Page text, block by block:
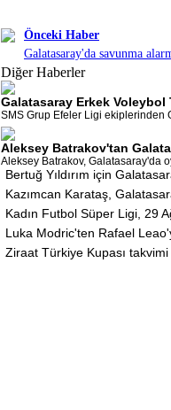
Önceki Haber
Galatasaray'da savunma
Diğer Haberler
Galatasaray Erkek Voleybol
SMS Grup Efeler Ligi ekiplerinden
Aleksey Batrakov'tan
Aleksey Batrakov, Galatasaray'da
Bertuğ Yıldırım için
Kazımcan Karataş,
Kadın Futbol Süper Ligi, 29
Luka Modric'ten Rafael
Ziraat Türkiye Kupası takvimi